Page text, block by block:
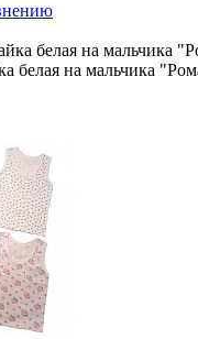
белая на мальчика